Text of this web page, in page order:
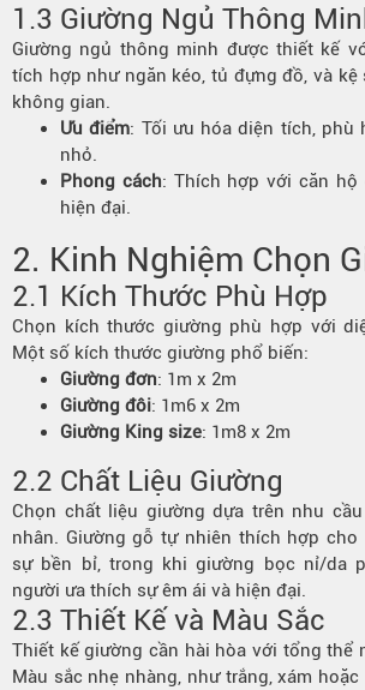
1.3 Giường Ngủ Thông
Giường ngủ thông minh được thiết kế
tích hợp như ngăn kéo, tủ đựng đồ, và kệ
không gian.
Ưu điểm: Tối ưu hóa diện tích, phù
nhỏ.
Phong cách: Thích hợp với căn hộ
hiện đại.
2. Kinh Nghiệm Chọn
2.1 Kích Thước Phù Hợp
Chọn kích thước giường phù hợp với
Một số kích thước giường phổ biến:
Giường đơn: 1m x 2m
Giường đôi: 1m6 x 2m
Giường King size: 1m8 x 2m
2.2 Chất Liệu Giường
Chọn chất liệu giường dựa trên nhu
nhân. Giường gỗ tự nhiên thích hợp
sự bền bỉ, trong khi giường bọc nỉ/da
người ưa thích sự êm ái và hiện đại.
2.3 Thiết Kế và Màu Sắc
Thiết kế giường cần hài hòa với tổng thể
Màu sắc nhẹ nhàng, như trắng, xám